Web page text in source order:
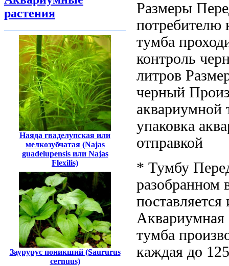
растения
Наяда гваделупская или
мелкозубчатая (Najas
guadelupensis или Najas
Flexilis)
Заурурус поникший (Saururus
cernuus)
Размеры
потребителю
тумба
контроль
литров
черный
аквариумной
упаковка
отправкой
* Тумбу
разобранном
поставляется
Аквариумная
тумба
каждая до